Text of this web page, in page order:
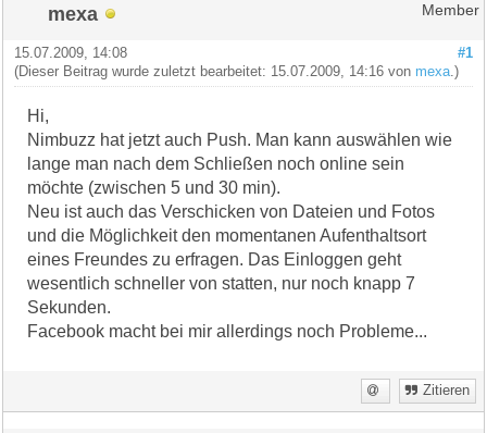
mexa Member
#1
15.07.2009, 14:08
(Dieser Beitrag wurde zuletzt bearbeitet: 15.07.2009, 14:16 von mexa .)
Hi,
Nimbuzz hat jetzt auch Push. Man kann auswählen wie
lange man nach dem Schließen noch online sein
möchte (zwischen 5 und 30 min).
Neu ist auch das Verschicken von Dateien und Fotos
und die Möglichkeit den momentanen Aufenthaltsort
eines Freundes zu erfragen. Das Einloggen geht
wesentlich schneller von statten, nur noch knapp 7
Sekunden.
Facebook macht bei mir allerdings noch Probleme...
Zitieren